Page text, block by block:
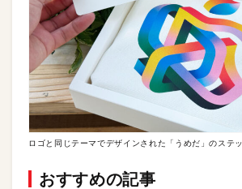
ロゴと同じテーマでデザインされた「うめだ」のステ
おすすめの記事